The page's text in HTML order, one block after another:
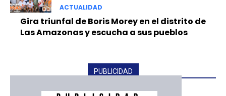
ACTUALIDAD
Gira triunfal de Boris Morey en el distrito de
Las Amazonas y escucha a sus pueblos
PUBLICIDAD